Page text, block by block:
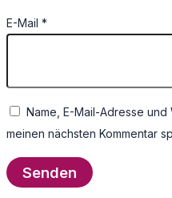
E-Mail *
Name, E-Mail-Adresse
meinen nächsten Kommentar